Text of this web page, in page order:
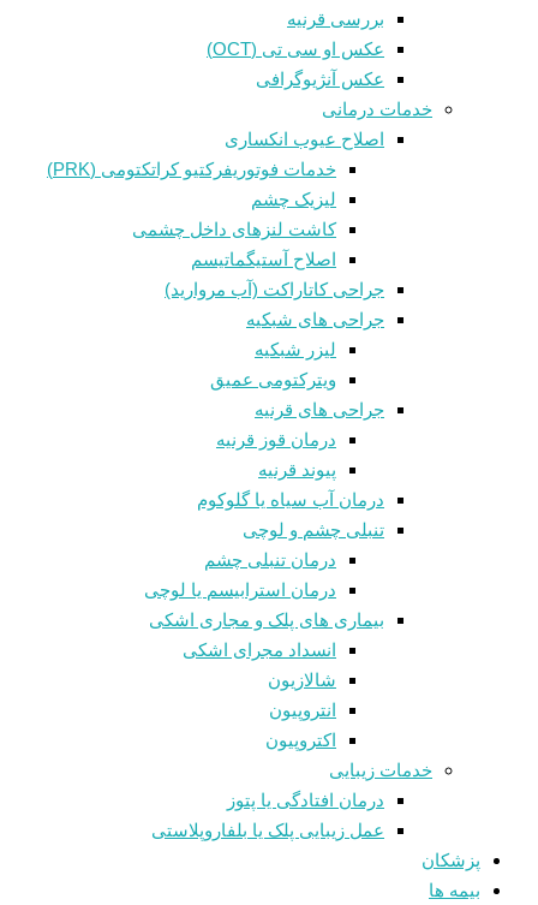
بررسی قرنیه
عکس او سی تی (OCT)
عکس آنژیوگرافی
خدمات درمانی
اصلاح عیوب انکساری
خدمات فوتوريفرکتيو کراتکتومی (PRK)
لیزیک چشم
کاشت لنزهای داخل چشمی
اصلاح آستیگماتیسم
جراحی کاتاراکت (آب مروارید)
جراحی های شبکیه
لیزر شبکیه
ویترکتومی عمیق
جراحی های قرنیه
درمان قوز قرنيه
پیوند قرنیه
درمان آب سیاه یا گلوکوم
تنبلی چشم و لوچی
درمان تنبلی چشم
درمان استرابیسم یا لوچی
بیماری های پلک و مجاری اشکی
انسداد مجرای اشکی
شالازيون
انتروپیون
اکتروپیون
خدمات زیبایی
درمان افتادگی یا پتوز
عمل زیبایی پلک یا بلفاروپلاستی
پزشکان
بیمه ها